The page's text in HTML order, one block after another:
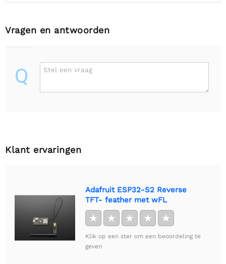
Vragen en antwoorden
Q Stel een vraag
Klant ervaringen
Adafruit ESP32-S2 Reverse
TFT- feather met wFL
★ ★ ★ ★ ★
Klik op een ster om een beoordeling te
geven